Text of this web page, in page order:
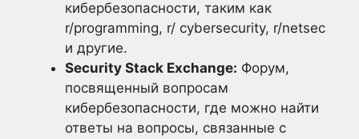
кибербезопасности, таким как
r/programming, r/ cybersecurity, r/netsec
и другие.
Security Stack Exchange: Форум,
посвященный вопросам
кибербезопасности, где можно найти
ответы на вопросы, связанные с